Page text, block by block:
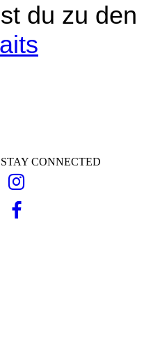
du zu den
CONNECTED